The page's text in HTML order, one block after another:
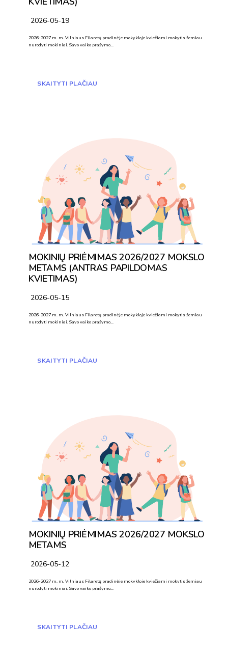
2026-05-19
2026-2027 m. m. Vilniaus Filaretų pradinėje mokykloje kviečiami mokytis žemiau
nurodyti mokiniai. Savo vaiko prašymo…
SKAITYTI PLAČIAU
MOKINIŲ PRIĖMIMAS 2026/2027 MOKSLO
METAMS (ANTRAS PAPILDOMAS
KVIETIMAS)
2026-05-15
2026-2027 m. m. Vilniaus Filaretų pradinėje mokykloje kviečiami mokytis žemiau
nurodyti mokiniai. Savo vaiko prašymo…
SKAITYTI PLAČIAU
MOKINIŲ PRIĖMIMAS 2026/2027 MOKSLO
METAMS
2026-05-12
2026-2027 m. m. Vilniaus Filaretų pradinėje mokykloje kviečiami mokytis žemiau
nurodyti mokiniai. Savo vaiko prašymo…
SKAITYTI PLAČIAU